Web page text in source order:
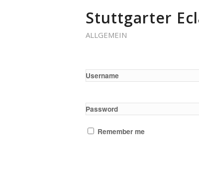
Stuttgarter
ALLGEMEIN
Username
Password
Remember me